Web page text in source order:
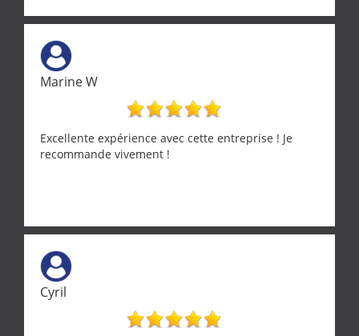
Marine W
Excellente expérience avec cette entreprise ! Je
recommande vivement !
Cyril